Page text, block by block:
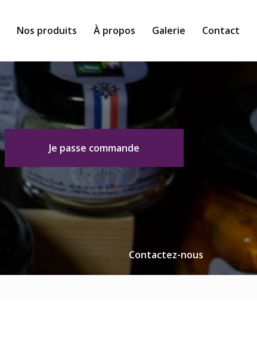
Nos produits À propos Galerie Contact
Je passe commande
Contactez-nous